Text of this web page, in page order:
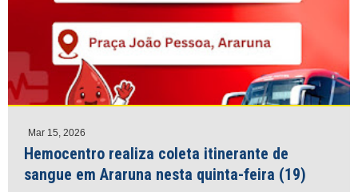
Mar 15, 2026
Hemocentro realiza coleta itinerante de
sangue em Araruna nesta quinta-feira (19)